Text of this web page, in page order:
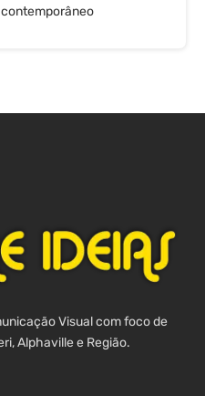
contemporâneo
Visual com foco de
Alphaville e Região.